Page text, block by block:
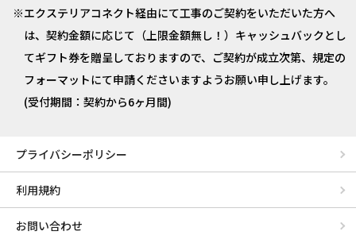
エクステリアコネクト経由にて工事のご契約をいただいた方へ
は、契約金額に応じて（上限金額無し！）キャッシュバックとし
てギフト券を贈呈しておりますので、ご契約が成立次第、規定の
フォーマットにて申請くださいますようお願い申し上げます。
(受付期間：契約から6ヶ月間)
プライバシーポリシー
利用規約
お問い合わせ